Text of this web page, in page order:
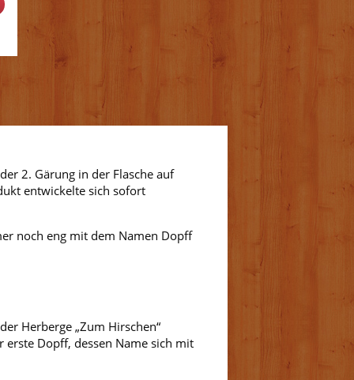
2. Gärung in der Flasche auf
entwickelte sich sofort
noch eng mit dem Namen Dopff
Herberge „Zum Hirschen“
Dopff, dessen Name sich mit